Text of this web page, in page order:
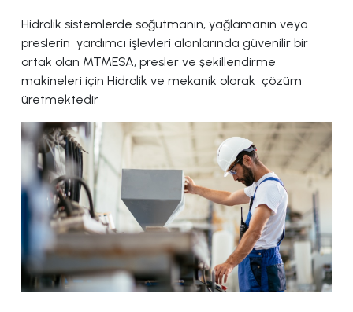
Hidrolik sistemlerde soğutmanın, yağlamanın veya
preslerin yardımcı işlevleri alanlarında güvenilir bir
ortak olan MTMESA, presler ve şekillendirme
makineleri için Hidrolik ve mekanik olarak çözüm
üretmektedir